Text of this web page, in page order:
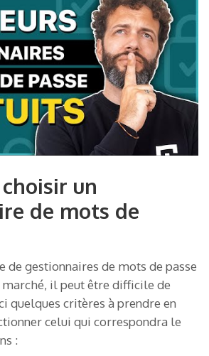
un
de mots de
de gestionnaires de mots de passe
il peut être difficile de
quelques critères à prendre en
celui qui correspondra le
: